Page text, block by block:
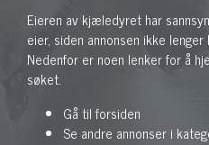
Eieren av kjæledyret har
eier, siden annonsen ikke lenger
Nedenfor er noen lenker for å
søket.
Gå til forsiden
Se andre annonser i